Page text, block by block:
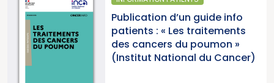
Publication d’un guide info
patients : « Les traitements
des cancers du poumon »
(Institut National du Cancer)